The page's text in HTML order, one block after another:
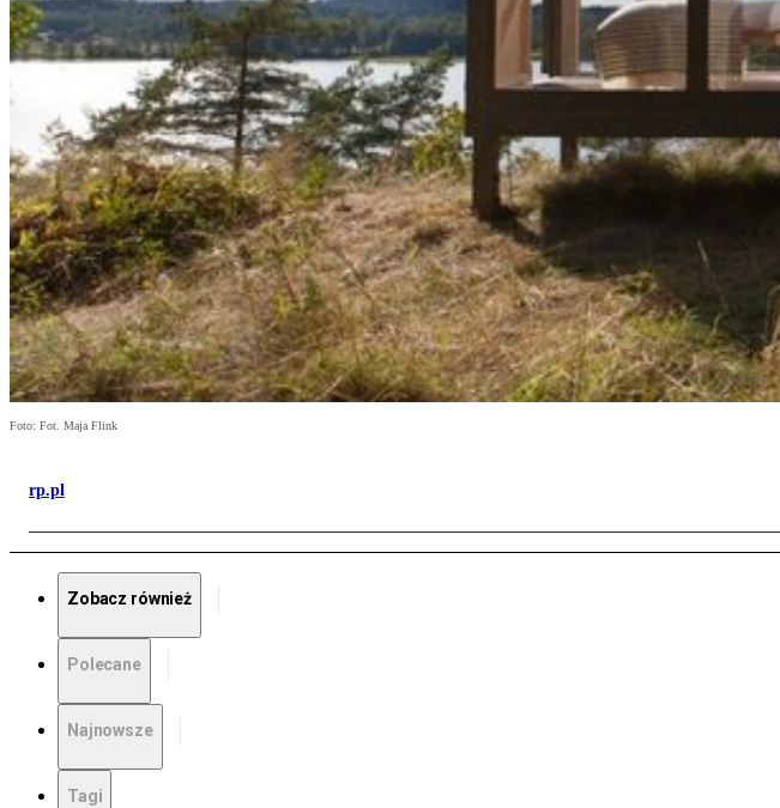
Foto: Fot. Maja Flink
rp.pl
Zobacz również
Polecane
Najnowsze
Tagi